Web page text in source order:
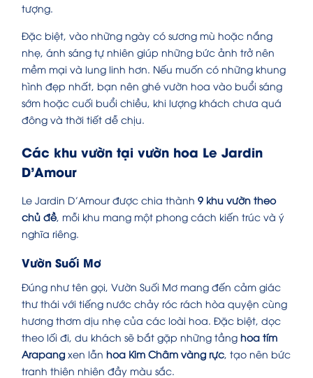
tượng.
Đặc biệt, vào những ngày có sương mù hoặc nắng
nhẹ, ánh sáng tự nhiên giúp những bức ảnh trở nên
mềm mại và lung linh hơn. Nếu muốn có những khung
hình đẹp nhất, bạn nên ghé vườn hoa vào buổi sáng
sớm hoặc cuối buổi chiều, khi lượng khách chưa quá
đông và thời tiết dễ chịu.
Các khu vườn tại vườn hoa Le Jardin
D’Amour
Le Jardin D’Amour được chia thành 9 khu vườn theo
chủ đề , mỗi khu mang một phong cách kiến trúc và ý
nghĩa riêng.
Vườn Suối Mơ
Đúng như tên gọi, Vườn Suối Mơ mang đến cảm giác
thư thái với tiếng nước chảy róc rách hòa quyện cùng
hương thơm dịu nhẹ của các loài hoa. Đặc biệt, dọc
theo lối đi, du khách sẽ bắt gặp những tầng hoa tím
Arapang xen lẫn hoa Kim Châm vàng rực , tạo nên bức
tranh thiên nhiên đầy màu sắc.